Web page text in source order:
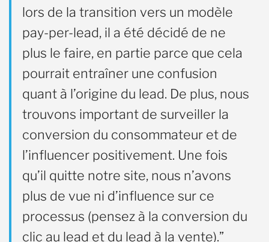
lors de la transition vers un modèle
pay-per-lead, il a été décidé de ne
plus le faire, en partie parce que cela
pourrait entraîner une confusion
quant à l’origine du lead. De plus, nous
trouvons important de surveiller la
conversion du consommateur et de
l’influencer positivement. Une fois
qu’il quitte notre site, nous n’avons
plus de vue ni d’influence sur ce
processus (pensez à la conversion du
clic au lead et du lead à la vente).”